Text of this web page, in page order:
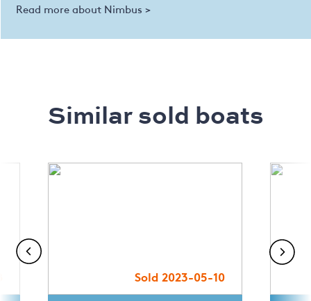
Read more about Nimbus >
Similar sold boats
Sold 2023-05-10